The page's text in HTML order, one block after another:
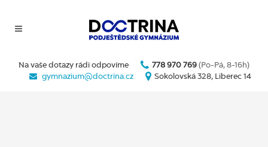
Na vaše dotazy rádi odpovíme 778 970 769 (Po-Pá, 8-16h)
gymnazium@doctrina.cz
Sokolovská 328, Liberec 14